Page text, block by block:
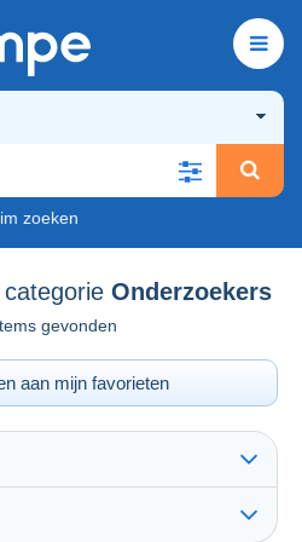
zoeken
Onderzoekers
gevonden
aan mijn favorieten